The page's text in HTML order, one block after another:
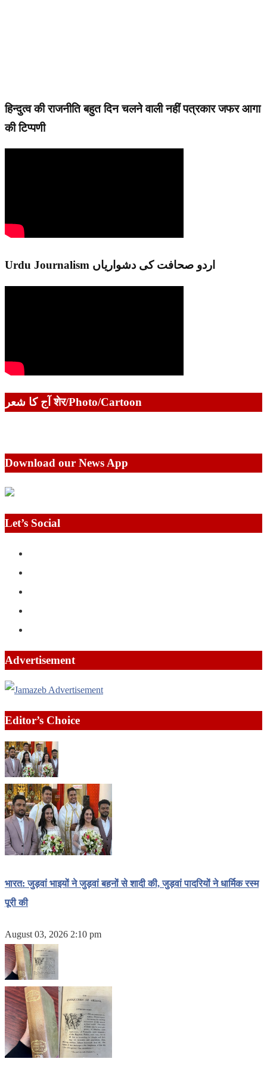
हिन्दुत्व की राजनीति बहुत दिन चलने वाली नहीं पत्रकार जफर आगा
की टिप्पणी
Urdu Journalism اردو صحافت کی دشواریاں
آج کا شعر शेर/Photo/Cartoon
Download our News App
Let’s Social
Advertisement
Editor’s Choice
भारत: जुड़वां भाइयों ने जुड़वां बहनों से शादी की, जुड़वां पादरियों ने धार्मिक रस्म
पूरी की
August 03, 2026 2:10 pm